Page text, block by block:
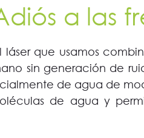
a las
que usamos
sin generación de
de agua de
de agua y